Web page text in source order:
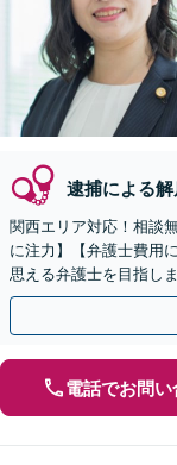
逮捕による
関西エリア対応！相談
に注力】【弁護士費用
思える弁護士を目指し
を」「弁護士費用にこ
電話でお問い